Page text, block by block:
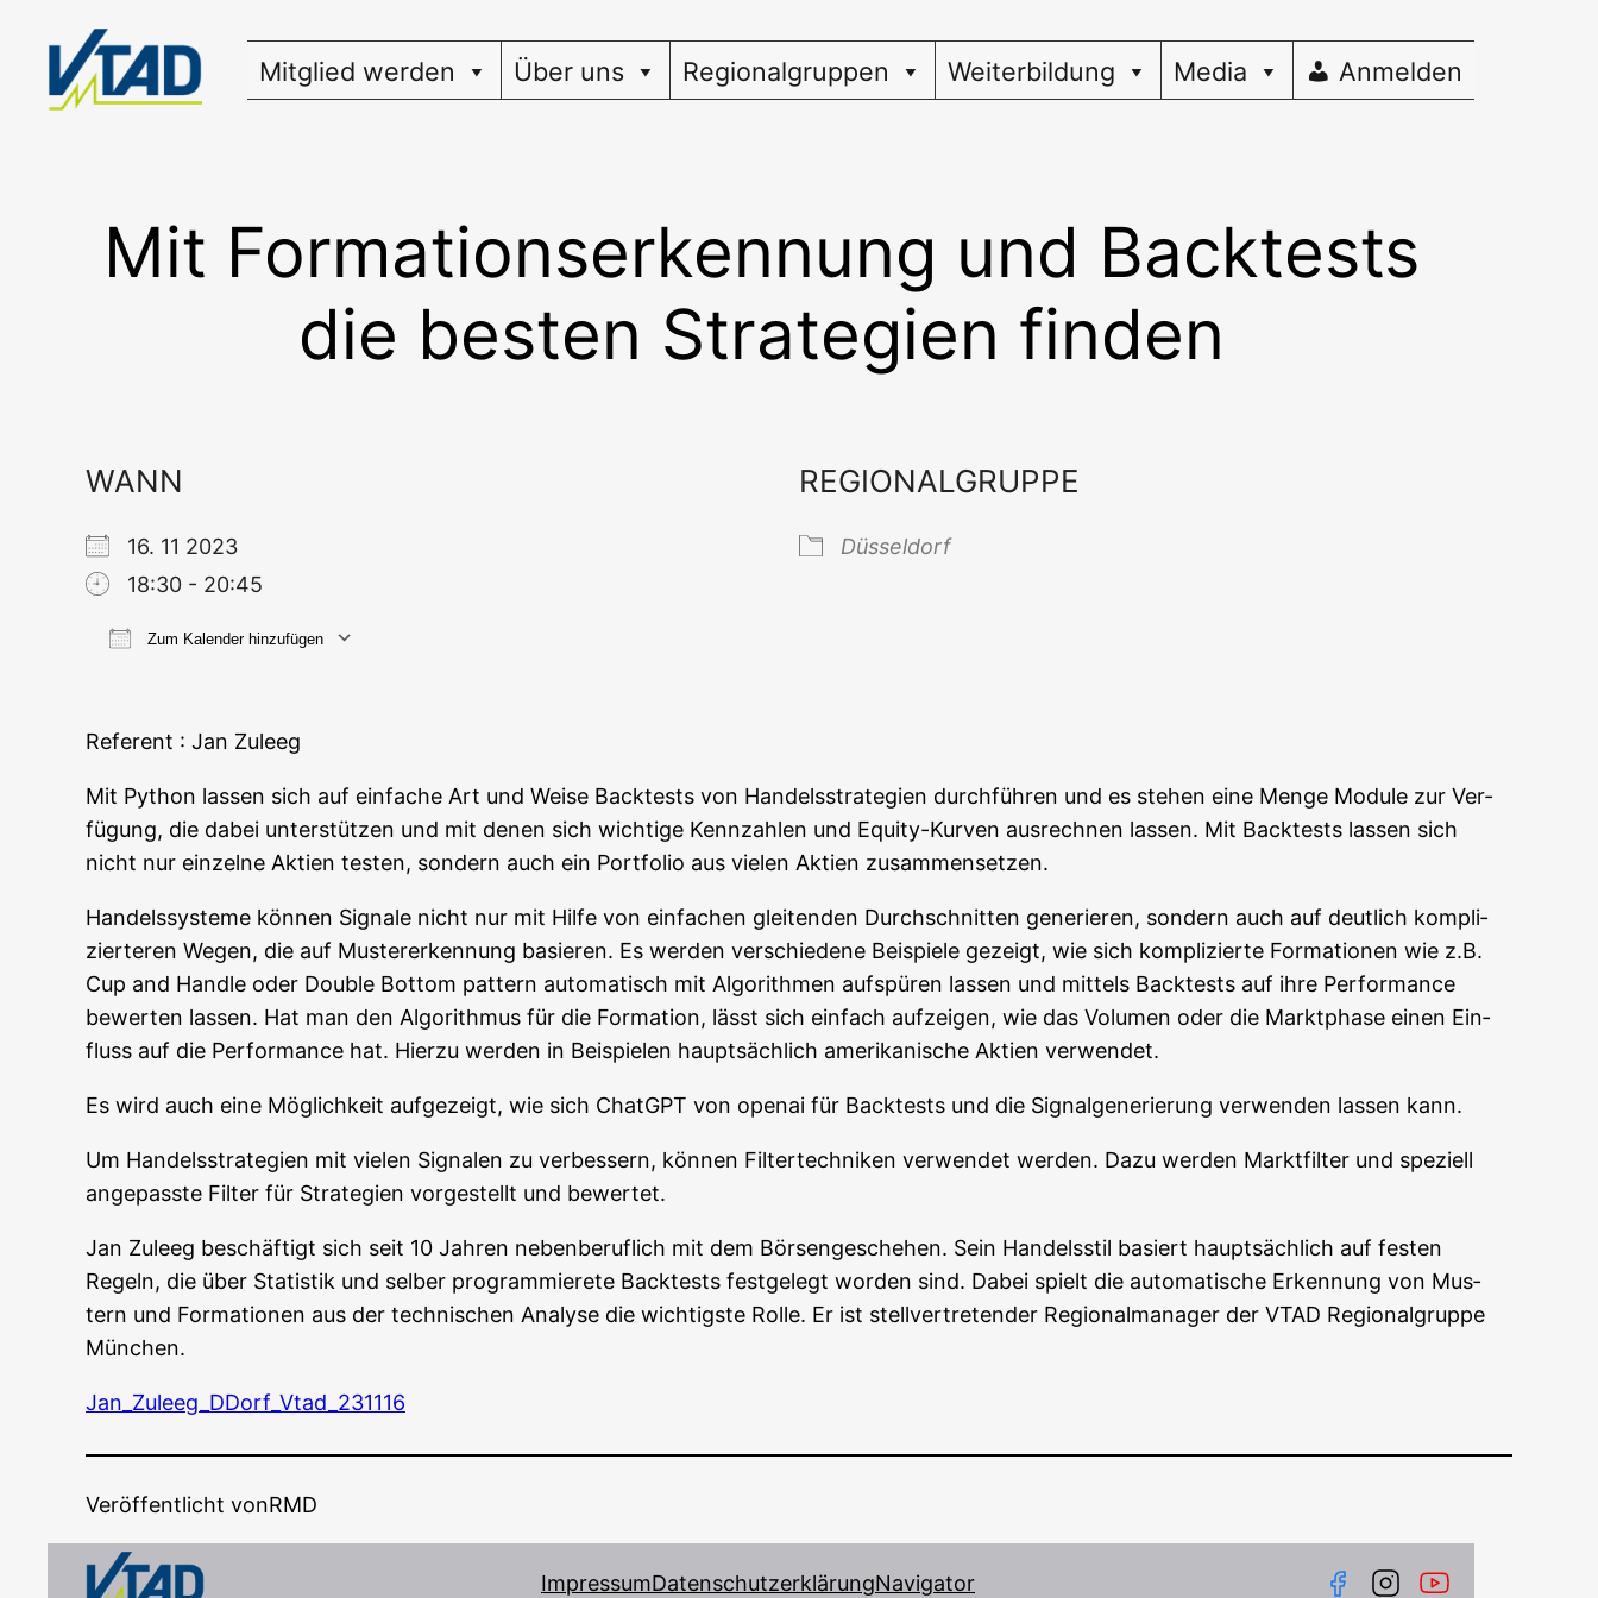
springen
Mitglied werden Über uns Regionalgruppen Weiterbildung Media Anmelden
Mit Formationserkennung und Backtests
die besten Strategien finden
WANN
16. 11 2023
18:30 - 20:45
Zum Kalender hinzufügen
REGIONALGRUPPE
Düs­sel­dorf
Refe­rent : Jan Zuleeg
Mit Python las­sen sich auf ein­fa­che Art und Wei­se Back­tests von Han­dels­stra­te­gien durch­füh­ren und es ste­hen eine Men­ge Modu­le zur Ver­
fü­gung, die dabei unter­stüt­zen und mit denen sich wich­ti­ge Kenn­zah­len und Equi­ty-Kur­ven aus­rech­nen las­sen. Mit Back­tests las­sen sich
nicht nur ein­zel­ne Akti­en tes­ten, son­dern auch ein Port­fo­lio aus vie­len Akti­en zusammensetzen.
Han­dels­sys­te­me kön­nen Signa­le nicht nur mit Hil­fe von ein­fa­chen glei­ten­den Durch­schnit­ten gene­rie­ren, son­dern auch auf deut­lich kom­pli­
zier­te­ren Wegen, die auf Mus­ter­er­ken­nung basie­ren. Es wer­den ver­schie­de­ne Bei­spie­le gezeigt, wie sich kom­pli­zier­te For­ma­tio­nen wie z.B.
Cup and Hand­le oder Dou­ble Bot­tom pat­tern auto­ma­tisch mit Algo­rith­men auf­spü­ren las­sen und mit­tels Back­tests auf ihre Per­for­mance
bewer­ten las­sen. Hat man den Algo­rith­mus für die For­ma­ti­on, lässt sich ein­fach auf­zei­gen, wie das Volu­men oder die Markt­pha­se einen Ein­
fluss auf die Per­for­mance hat. Hier­zu wer­den in Bei­spie­len haupt­säch­lich ame­ri­ka­ni­sche Akti­en verwendet.
Es wird auch eine Mög­lich­keit auf­ge­zeigt, wie sich ChatGPT von ope­nai für Back­tests und die Signal­ge­nerie­rung ver­wen­den las­sen kann.
Um Han­dels­stra­te­gien mit vie­len Signa­len zu ver­bes­sern, kön­nen Fil­ter­tech­ni­ken ver­wen­det wer­den. Dazu wer­den Markt­fil­ter und spe­zi­ell
ange­pass­te Fil­ter für Stra­te­gien vor­ge­stellt und bewertet.
Jan Zuleeg beschäf­tigt sich seit 10 Jah­ren neben­be­ruf­lich mit dem Bör­sen­ge­sche­hen. Sein Han­dels­stil basiert haupt­säch­lich auf fes­ten
Regeln, die über Sta­tis­tik und sel­ber pro­gram­mie­re­te Back­tests fest­ge­legt wor­den sind. Dabei spielt die auto­ma­ti­sche Erken­nung von Mus­
tern und For­ma­tio­nen aus der tech­ni­schen Ana­ly­se die wich­tigs­te Rol­le. Er ist stell­ver­tre­ten­der Regio­nal­ma­na­ger der VTAD Regio­nal­grup­pe
München.
Jan_Zuleeg_DDorf_Vtad_231116
Veröffentlicht vonRMD
ImpressumDatenschutzerklärungNavigator